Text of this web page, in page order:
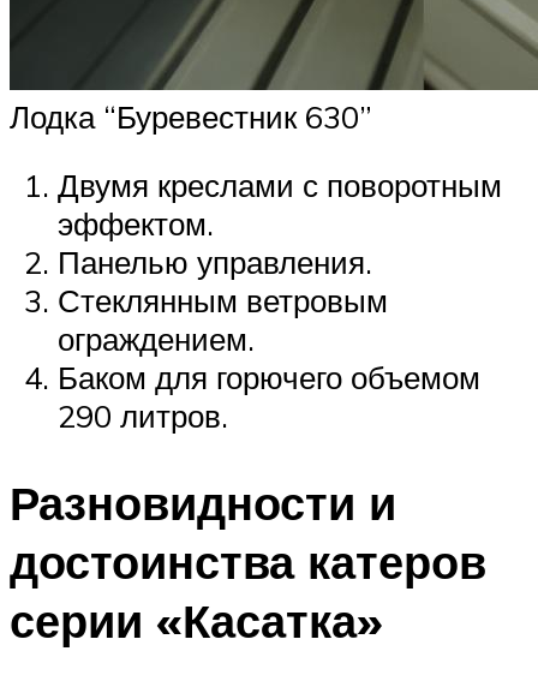
Лодка “Буревестник 630”
Двумя креслами с поворотным
эффектом.
Панелью управления.
Стеклянным ветровым
ограждением.
Баком для горючего объемом
290 литров.
Разновидности и
достоинства катеров
серии «Касатка»